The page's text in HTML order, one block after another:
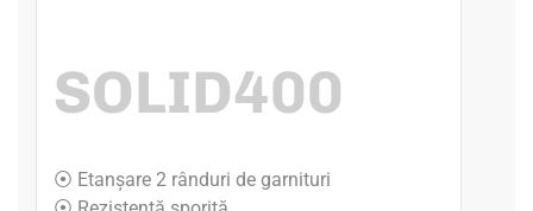
SOLID400
⦿ Etanșare 2 rânduri de garnituri